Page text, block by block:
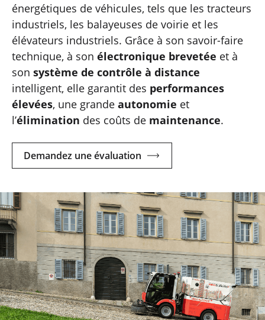
énergétiques de véhicules, tels que les tracteurs
industriels, les balayeuses de voirie et les
élévateurs industriels. Grâce à son savoir-faire
technique, à son électronique brevetée et à
son système de contrôle à distance
intelligent, elle garantit des performances
élevées, une grande autonomie et
l’élimination des coûts de maintenance.
Demandez une évaluation